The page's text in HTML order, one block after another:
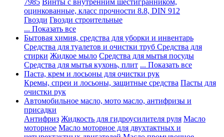
7985 Винты с внутренним шестигранником,
оцинкованные, класс прочности 8.8, DIN 912
Гвозди Гвозди строительные
... Показать все
Бытовая химия, средства для уборки и инвентарь
Средства для туалетов и очистки труб Средства для
стирки Жидкое мыло Средства для мытья посуды
Средства для мытья кухонь, плит ... Показать все
Паста, крем и лосьоны для очистки рук
Кремы, спреи и лосьоны, защитные средства Пасты для
очистки рук
Автомобильное масло, мото масло, антифризы и
присадки
Антифриз Жидкость для гидроусилителя руля Масло
моторное Масло моторное для двухтактных и